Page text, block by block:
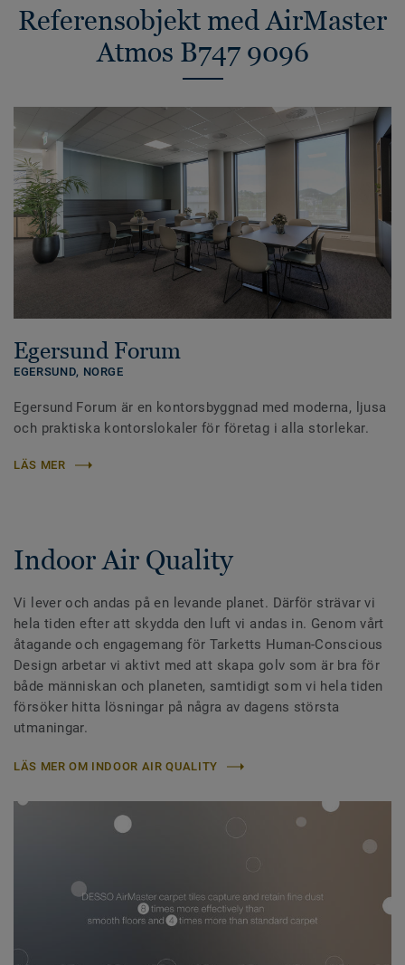
Referensobjekt med AirMaster
Atmos B747 9096
Egersund Forum
EGERSUND, NORGE
Egersund Forum är en kontorsbyggnad med moderna, ljusa
och praktiska kontorslokaler för företag i alla storlekar.
LÄS MER
Indoor Air Quality
Vi lever och andas på en levande planet. Därför strävar vi
hela tiden efter att skydda den luft vi andas in. Genom vårt
åtagande och engagemang för Tarketts Human-Conscious
Design arbetar vi aktivt med att skapa golv som är bra för
både människan och planeten, samtidigt som vi hela tiden
försöker hitta lösningar på några av dagens största
utmaningar.
LÄS MER OM INDOOR AIR QUALITY